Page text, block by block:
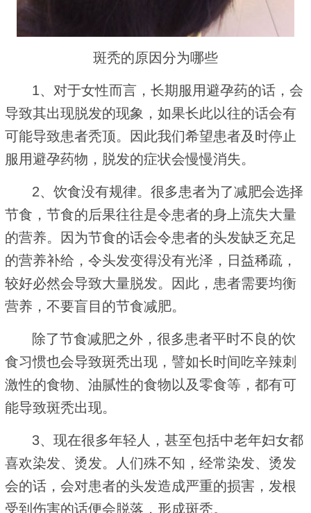
斑秃的原因分为哪些
1、对于女性而言，长期服用避孕药的话，会
导致其出现脱发的现象，如果长此以往的话会有
可能导致患者秃顶。因此我们希望患者及时停止
服用避孕药物，脱发的症状会慢慢消失。
2、饮食没有规律。很多患者为了减肥会选择
节食，节食的后果往往是令患者的身上流失大量
的营养。因为节食的话会令患者的头发缺乏充足
的营养补给，令头发变得没有光泽，日益稀疏，
较好必然会导致大量脱发。因此，患者需要均衡
营养，不要盲目的节食减肥。
除了节食减肥之外，很多患者平时不良的饮
食习惯也会导致斑秃出现，譬如长时间吃辛辣刺
激性的食物、油腻性的食物以及零食等，都有可
能导致斑秃出现。
3、现在很多年轻人，甚至包括中老年妇女都
喜欢染发、烫发。人们殊不知，经常染发、烫发
会的话，会对患者的头发造成严重的损害，发根
受到伤害的话便会脱落，形成斑秃。